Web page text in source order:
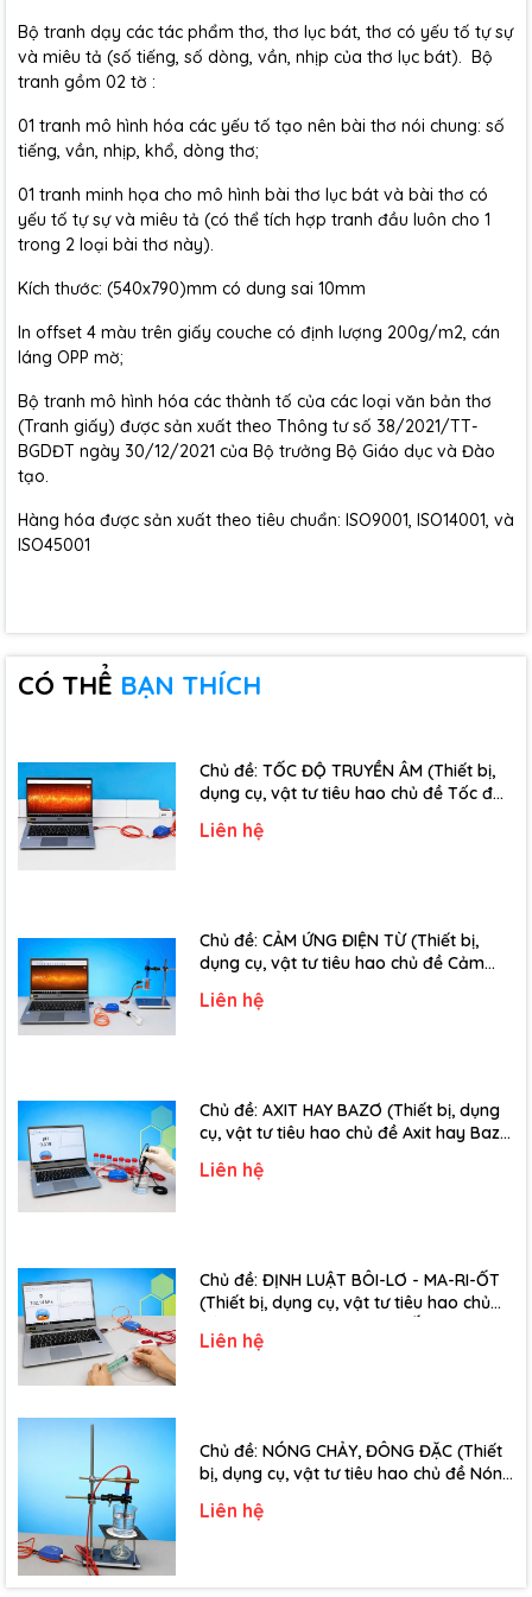
Bộ tranh dạy các tác phẩm thơ, thơ lục bát, thơ có yếu tố tự sự
và miêu tả (số tiếng, số dòng, vần, nhịp của thơ lục bát). Bộ
tranh gồm 02 tờ :
01 tranh mô hình hóa các yếu tố tạo nên bài thơ nói chung: số
tiếng, vần, nhịp, khổ, dòng thơ;
01 tranh minh họa cho mô hình bài thơ lục bát và bài thơ có
yếu tố tự sự và miêu tả (có thể tích hợp tranh đầu luôn cho 1
trong 2 loại bài thơ này).
Kích thước: (540x790)mm có dung sai 10mm
In offset 4 màu trên giấy couche có định lượng 200g/m2, cán
láng OPP mờ;
Bộ tranh mô hình hóa các thành tố của các loại văn bản thơ
(Tranh giấy) được sản xuất theo Thông tư số 38/2021/TT-
BGDĐT ngày 30/12/2021 của Bộ trưởng Bộ Giáo dục và Đào
tạo.
Hàng hóa được sản xuất theo tiêu chuẩn: ISO9001, ISO14001, và
ISO45001
CÓ THỂ BẠN THÍCH
Chủ đề: TỐC ĐỘ TRUYỀN ÂM (Thiết bị,
dụng cụ, vật tư tiêu hao chủ đề Tốc độ
Liên hệ
Chủ đề: CẢM ỨNG ĐIỆN TỪ (Thiết bị,
dụng cụ, vật tư tiêu hao chủ đề Cảm
Liên hệ
Chủ đề: AXIT HAY BAZƠ (Thiết bị, dụng
cụ, vật tư tiêu hao chủ đề Axit hay Bazơ
Liên hệ
Chủ đề: ĐỊNH LUẬT BÔI-LƠ - MA-RI-ỐT
(Thiết bị, dụng cụ, vật tư tiêu hao chủ
Liên hệ
Chủ đề: NÓNG CHẢY, ĐÔNG ĐẶC (Thiết
bị, dụng cụ, vật tư tiêu hao chủ đề Nóng
Liên hệ